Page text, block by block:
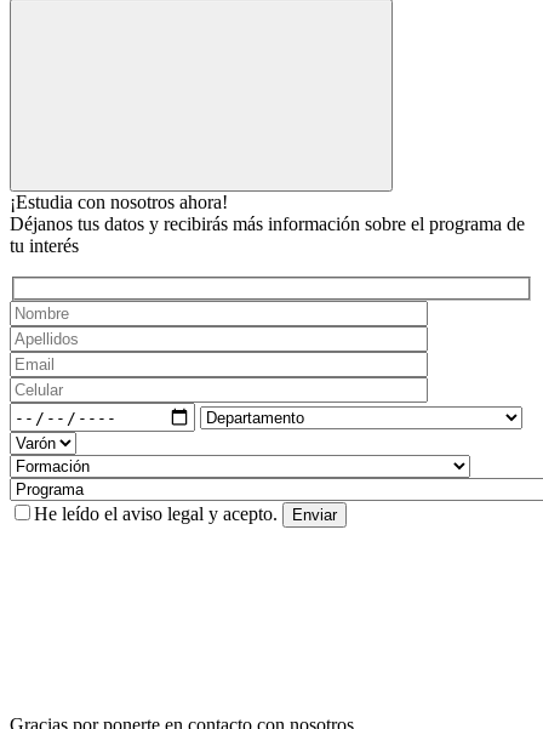
¡Estudia con nosotros ahora!
Déjanos tus datos y recibirás más información sobre el programa de
tu interés
He leído el aviso legal y acepto.
Gracias por ponerte en contacto con nosotros.